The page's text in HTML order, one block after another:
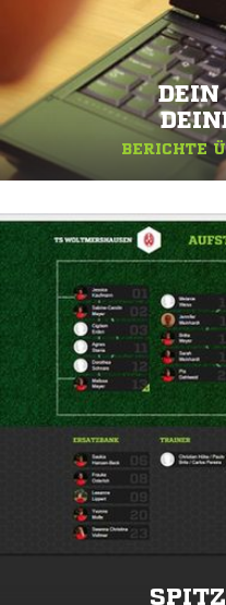
DEIN
BERICHTE